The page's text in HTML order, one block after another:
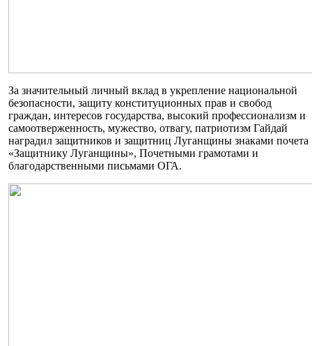
За значительный личный вклад в укрепление национальной
безопасности, защиту конституционных прав и свобод
граждан, интересов государства, высокий профессионализм и
самоотверженность, мужество, отвагу, патриотизм Гайдай
наградил защитников и защитниц Луганщины знаками почета
«Защитнику Луганщины», Почетными грамотами и
благодарственными письмами ОГА.